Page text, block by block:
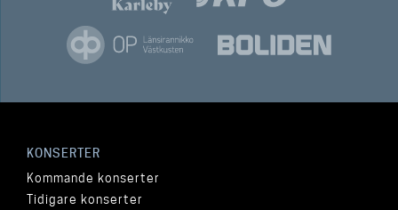
KONSERTER
Kommande konserter
Tidigare konserter